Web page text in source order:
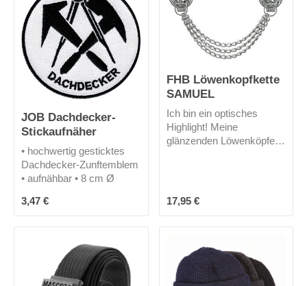
JOB Dachdecker-
Stickaufnäher
• hochwertig gesticktes
Dachdecker-Zunftemblem
• aufnähbar • 8 cm Ø
Regulärer Preis:
3,47 €
FHB Löwenkopfkette
SAMUEL
Ich bin ein optisches
Highlight! Meine
glänzenden Löwenköpfe
cm bin ich nicht zu
übersehen!
Regulärer Preis:
17,95 €